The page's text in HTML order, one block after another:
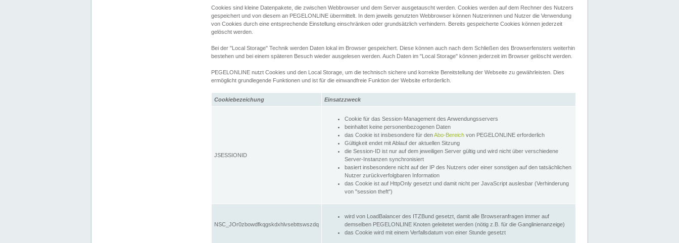
Cookies sind kleine Datenpakete, die zwischen Webbrowser und dem Server ausgetauscht werden. Cookies werden auf dem Rechner des Nutzers
gespeichert und von diesem an PEGELONLINE übermittelt. In dem jeweils genutzten Webbrowser können Nutzerinnen und Nutzer die Verwendung
von Cookies durch eine entsprechende Einstellung einschränken oder grundsätzlich verhindern. Bereits gespeicherte Cookies können jederzeit
gelöscht werden.
Bei der "Local Storage" Technik werden Daten lokal im Browser gespeichert. Diese können auch nach dem Schließen des Browserfensters weiterhin
bestehen und bei einem späteren Besuch wieder ausgelesen werden. Auch Daten im "Local Storage" können jederzeit im Browser gelöscht werden.
PEGELONLINE nutzt Cookies und den Local Storage, um die technisch sichere und korrekte Bereitstellung der Webseite zu gewährleisten. Dies
ermöglicht grundlegende Funktionen und ist für die einwandfreie Funktion der Website erforderlich.
Cookiebezeichung Einsatzzweck
JSESSIONID
Cookie für das Session-Management des Anwendungsservers
beinhaltet keine personenbezogenen Daten
das Cookie ist insbesondere für denAbo-Bereich von PEGELONLINE erforderlich
Gültigkeit endet mit Ablauf der aktuellen Sitzung
die Session-ID ist nur auf dem jeweiligen Server gültig und wird nicht über verschiedene
Server-Instanzen synchronisiert
basiert insbesondere nicht auf der IP des Nutzers oder einer sonstigen auf den tatsächlichen
Nutzer zurückverfolgbaren Information
das Cookie ist auf HttpOnly gesetzt und damit nicht per JavaScript auslesbar (Verhinderung
von "session theft")
NSC_JOr0zbowdfkqgskdxhlvsebttswszdq
wird von LoadBalancer des ITZBund gesetzt, damit alle Browseranfragen immer auf
demselben PEGELONLINE Knoten geleitetet werden (nötig z.B. für die Ganglinienanzeige)
das Cookie wird mit einem Verfallsdatum von einer Stunde gesetzt